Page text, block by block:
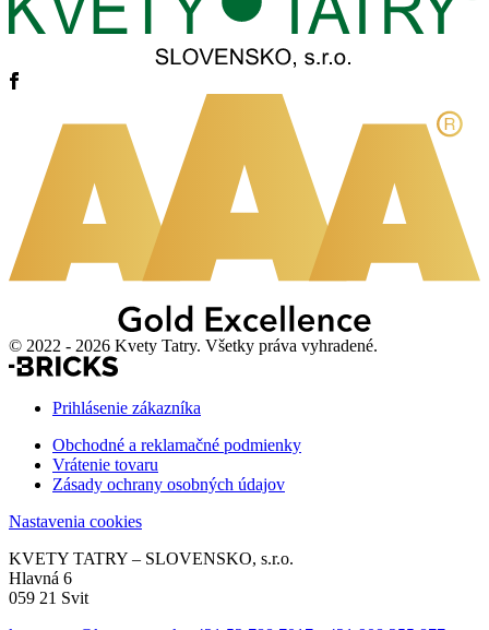
© 2022 - 2026 Kvety Tatry. Všetky práva vyhradené.
Prihlásenie zákazníka
Obchodné a reklamačné podmienky
Vrátenie tovaru
Zásady ochrany osobných údajov
Nastavenia cookies
KVETY TATRY – SLOVENSKO, s.r.o.
Hlavná 6
059 21 Svit